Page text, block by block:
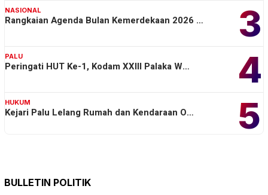
3
NASIONAL
Rangkaian Agenda Bulan Kemerdekaan 2026 …
4
PALU
Peringati HUT Ke-1, Kodam XXIII Palaka W…
5
HUKUM
Kejari Palu Lelang Rumah dan Kendaraan O…
BULLETIN POLITIK